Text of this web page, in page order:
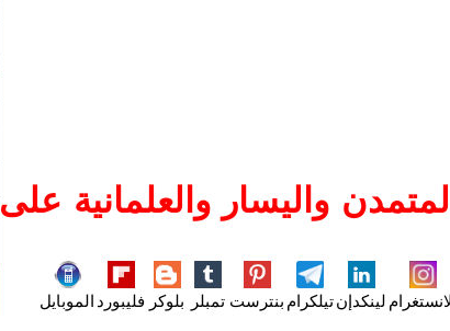
واليسار والعلمانية على
لينكدإنتيلكرام بنترست تمبلر بلوكر فليبورد الموبايل